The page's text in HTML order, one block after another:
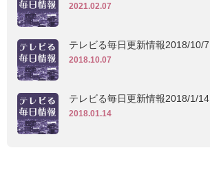
2021.02.07
テレビる毎日更新情報2018/10/7
2018.10.07
テレビる毎日更新情報2018/1/14
2018.01.14